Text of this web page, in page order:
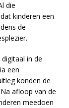
die
kinderen een
de
in de
een
konden de
afloop van de
meedoen